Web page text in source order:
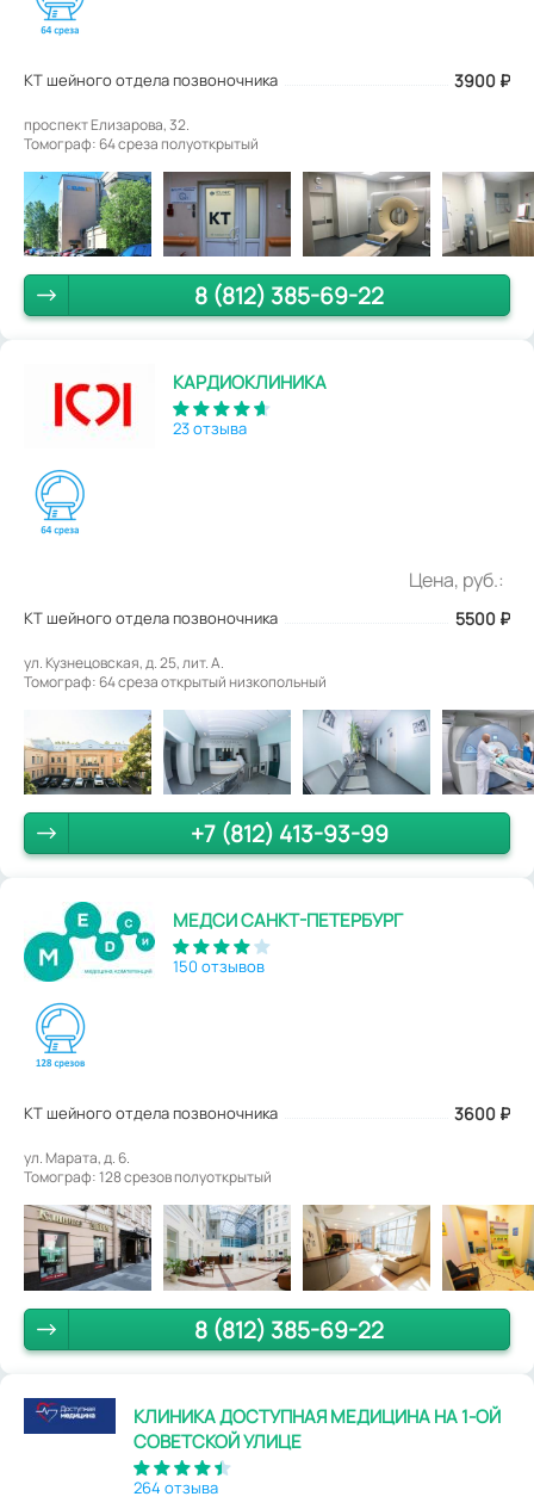
КТ шейного отдела позвоночника 3900 ₽
проспект Елизарова, 32.
Томограф: 64 среза полуоткрытый
8 (812) 385-69-22
КАРДИОКЛИНИКА
23 отзыва
Цена, руб.:
КТ шейного отдела позвоночника 5500 ₽
ул. Кузнецовская, д. 25, лит. А.
Томограф: 64 среза открытый низкопольный
+7 (812) 413-93-99
МЕДСИ САНКТ-ПЕТЕРБУРГ
150 отзывов
КТ шейного отдела позвоночника 3600 ₽
ул. Марата, д. 6.
Томограф: 128 срезов полуоткрытый
8 (812) 385-69-22
КЛИНИКА ДОСТУПНАЯ МЕДИЦИНА НА 1-ОЙ
СОВЕТСКОЙ УЛИЦЕ
264 отзыва